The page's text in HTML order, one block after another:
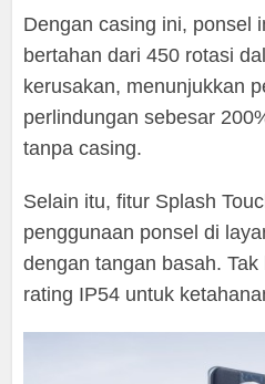
Dengan casing ini, ponsel
bertahan dari 450 rotasi
kerusakan, menunjukkan
perlindungan sebesar
tanpa casing.
Selain itu, fitur Splash
penggunaan ponsel di
dengan tangan basah.
rating IP54 untuk